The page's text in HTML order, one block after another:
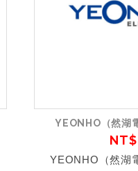
YEONHO（然湖
YEONHO（然湖